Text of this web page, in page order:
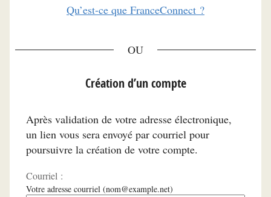
Qu’est-ce que FranceConnect ?
Création d’un compte
Après validation de votre adresse électronique,
un lien vous sera envoyé par courriel pour
poursuivre la création de votre compte.
Courriel :
Votre adresse courriel (nom@example.net)